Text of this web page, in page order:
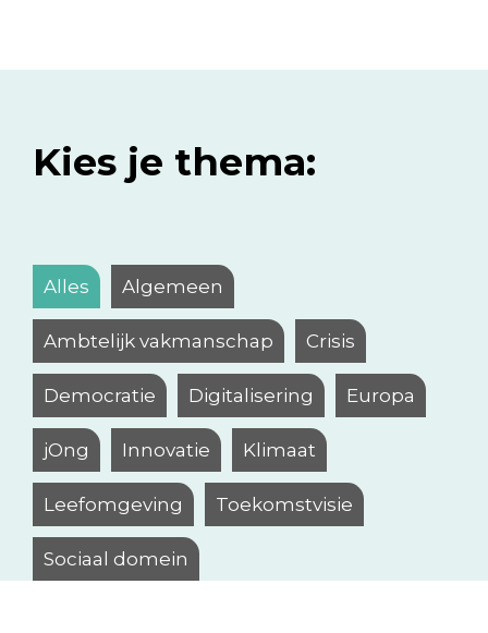
Kies je thema:
Alles Algemeen
Ambtelijk vakmanschap Crisis
Democratie Digitalisering Europa
jOng Innovatie Klimaat
Leefomgeving Toekomstvisie
Sociaal domein